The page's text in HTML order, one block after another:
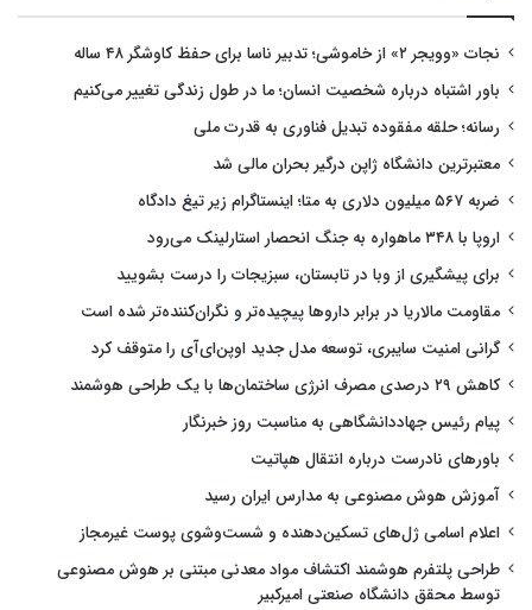
نجات «وویجر ۲» از خاموشی؛ تدبیر ناسا برای حفظ کاوشگر ۴۸ ساله
باور اشتباه درباره شخصیت انسان؛ ما در طول زندگی تغییر می‌کنیم
رسانه؛ حلقه مفقوده تبدیل فناوری به قدرت ملی
معتبرترین دانشگاه ژاپن درگیر بحران مالی شد
ضربه ۵۶۷ میلیون دلاری به متا؛ اینستاگرام زیر تیغ دادگاه
اروپا با ۳۴۸ ماهواره به جنگ انحصار استارلینک می‌رود
برای پیشگیری از وبا در تابستان، سبزیجات را درست بشویید
مقاومت مالاریا در برابر داروها پیچیده‌تر و نگران‌کننده‌تر شده است
گرانی امنیت سایبری، توسعه مدل جدید اوپن‌ای‌آی را متوقف کرد
کاهش ۲۹ درصدی مصرف انرژی ساختمان‌ها با یک طراحی هوشمند
پیام رئیس جهاددانشگاهی به مناسبت روز خبرنگار
باورهای نادرست درباره انتقال هپاتیت
آموزش هوش مصنوعی به مدارس ایران رسید
اعلام اسامی ژل‌های تسکین‌دهنده و شست‌وشوی پوست غیرمجاز
طراحی پلتفرم هوشمند اکتشاف مواد معدنی مبتنی بر هوش مصنوعی
توسط محقق دانشگاه صنعتی امیرکبیر